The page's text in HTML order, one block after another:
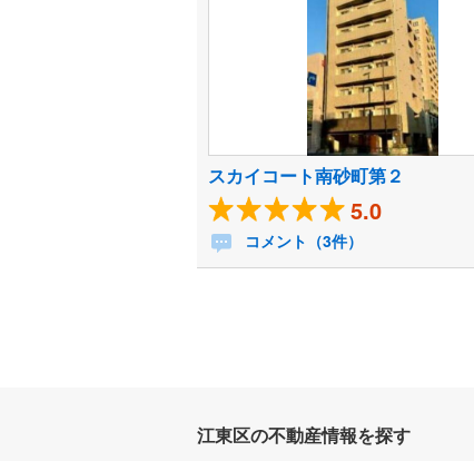
スカイコート南砂町第２
5.0
コメント（3件）
江東区の不動産情報を探す